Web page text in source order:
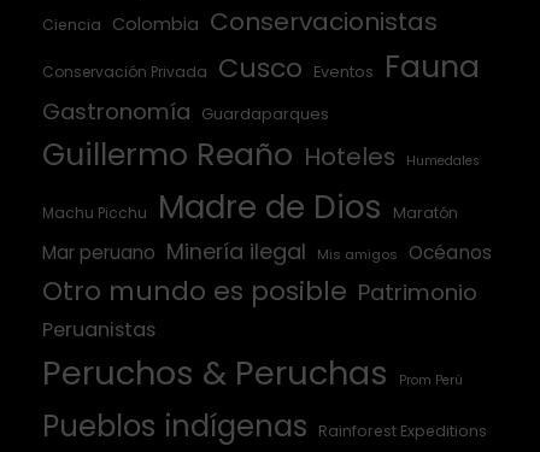
Ciencia Colombia Conservacionistas
Conservación Privada Cusco Eventos Fauna
Gastronomía Guardaparques
Guillermo Reaño Hoteles Humedales
Machu Picchu Madre de Dios Maratón
Mar peruano Minería ilegal Mis amigos Océanos
Otro mundo es posible Patrimonio
Peruanistas
Peruchos & Peruchas Prom Perú
Pueblos indígenas Rainforest Expeditions